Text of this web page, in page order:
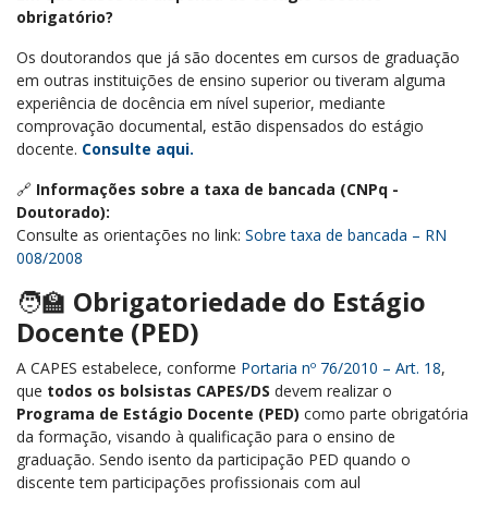
obrigatório?
Os doutorandos que já são docentes em cursos de graduação
em outras instituições de ensino superior ou tiveram alguma
experiência de docência em nível superior, mediante
comprovação documental, estão dispensados do estágio
docente. Consulte aqui.
🔗 Informações sobre a taxa de bancada (CNPq -
Doutorado):
Consulte as orientações no link: Sobre taxa de bancada – RN
008/2008
🧑‍🏫 Obrigatoriedade do Estágio
Docente (PED)
A CAPES estabelece, conforme Portaria nº 76/2010 – Art. 18,
que todos os bolsistas CAPES/DS devem realizar o
Programa de Estágio Docente (PED) como parte obrigatória
da formação, visando à qualificação para o ensino de
graduação. Sendo isento da participação PED quando o
discente tem participações profissionais com aul